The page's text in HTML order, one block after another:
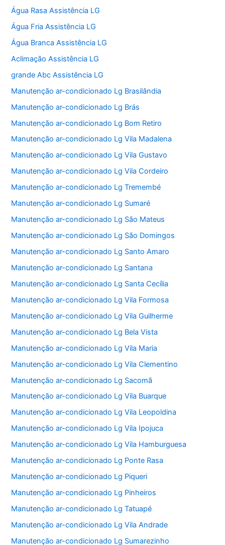
Água Rasa Assistência LG
Água Fria Assistência LG
Água Branca Assistência LG
Aclimação Assistência LG
grande Abc Assistência LG
Manutenção ar-condicionado Lg Brasilândia
Manutenção ar-condicionado Lg Brás
Manutenção ar-condicionado Lg Bom Retiro
Manutenção ar-condicionado Lg Vila Madalena
Manutenção ar-condicionado Lg Vila Gustavo
Manutenção ar-condicionado Lg Vila Cordeiro
Manutenção ar-condicionado Lg Tremembé
Manutenção ar-condicionado Lg Sumaré
Manutenção ar-condicionado Lg São Mateus
Manutenção ar-condicionado Lg São Domingos
Manutenção ar-condicionado Lg Santo Amaro
Manutenção ar-condicionado Lg Santana
Manutenção ar-condicionado Lg Santa Cecília
Manutenção ar-condicionado Lg Vila Formosa
Manutenção ar-condicionado Lg Vila Guilherme
Manutenção ar-condicionado Lg Bela Vista
Manutenção ar-condicionado Lg Vila Maria
Manutenção ar-condicionado Lg Vila Clementino
Manutenção ar-condicionado Lg Sacomã
Manutenção ar-condicionado Lg Vila Buarque
Manutenção ar-condicionado Lg Vila Leopoldina
Manutenção ar-condicionado Lg Vila Ipojuca
Manutenção ar-condicionado Lg Vila Hamburguesa
Manutenção ar-condicionado Lg Ponte Rasa
Manutenção ar-condicionado Lg Piqueri
Manutenção ar-condicionado Lg Pinheiros
Manutenção ar-condicionado Lg Tatuapé
Manutenção ar-condicionado Lg Vila Andrade
Manutenção ar-condicionado Lg Sumarezinho